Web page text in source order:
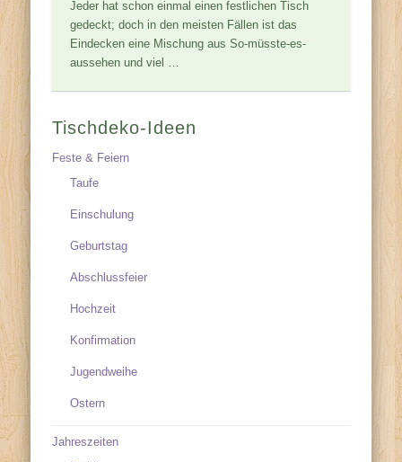
Jeder hat schon einmal einen festlichen Tisch
gedeckt; doch in den meisten Fällen ist das
Eindecken eine Mischung aus So-müsste-es-
aussehen und viel …
Tischdeko-Ideen
Feste & Feiern
Taufe
Einschulung
Geburtstag
Abschlussfeier
Hochzeit
Konfirmation
Jugendweihe
Ostern
Jahreszeiten